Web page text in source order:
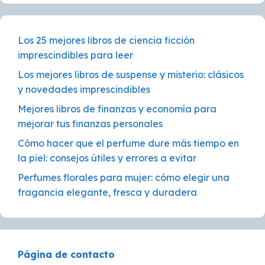
Los 25 mejores libros de ciencia ficción
imprescindibles para leer
Los mejores libros de suspense y misterio: clásicos
y novedades imprescindibles
Mejores libros de finanzas y economía para
mejorar tus finanzas personales
Cómo hacer que el perfume dure más tiempo en
la piel: consejos útiles y errores a evitar
Perfumes florales para mujer: cómo elegir una
fragancia elegante, fresca y duradera
Página de contacto